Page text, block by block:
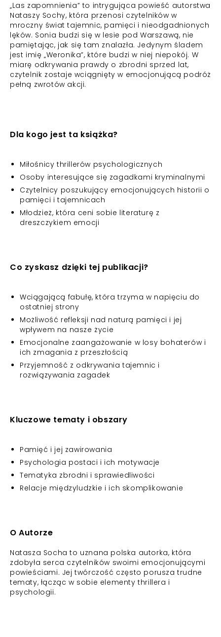
„Las zapomnienia” to intrygująca powieść autorstwa
Nataszy Sochy, która przenosi czytelników w
mroczny świat tajemnic, pamięci i nieodgadnionych
lęków. Sonia budzi się w lesie pod Warszawą, nie
pamiętając, jak się tam znalazła. Jedynym śladem
jest imię „Weronika”, które budzi w niej niepokój. W
miarę odkrywania prawdy o zbrodni sprzed lat,
czytelnik zostaje wciągnięty w emocjonującą podróż
pełną zwrotów akcji.
Dla kogo jest ta książka?
Miłośnicy thrillerów psychologicznych
Osoby interesujące się zagadkami kryminalnymi
Czytelnicy poszukujący emocjonujących historii o
pamięci i tajemnicach
Młodzież, która ceni sobie literaturę z
dreszczykiem emocji
Co zyskasz dzięki tej publikacji?
Wciągającą fabułę, która trzyma w napięciu do
ostatniej strony
Możliwość refleksji nad naturą pamięci i jej
wpływem na nasze życie
Emocjonalne zaangażowanie w losy bohaterów i
ich zmagania z przeszłością
Przyjemność z odkrywania tajemnic i
rozwiązywania zagadek
Kluczowe tematy i obszary
Pamięć i jej zawirowania
Psychologia postaci i ich motywacje
Tematyka zbrodni i sprawiedliwości
Relacje międzyludzkie i ich skomplikowanie
O Autorze
Natasza Socha to uznana polska autorka, która
zdobyła serca czytelników swoimi emocjonującymi
powieściami. Jej twórczość często porusza trudne
tematy, łącząc w sobie elementy thrillera i
psychologii.